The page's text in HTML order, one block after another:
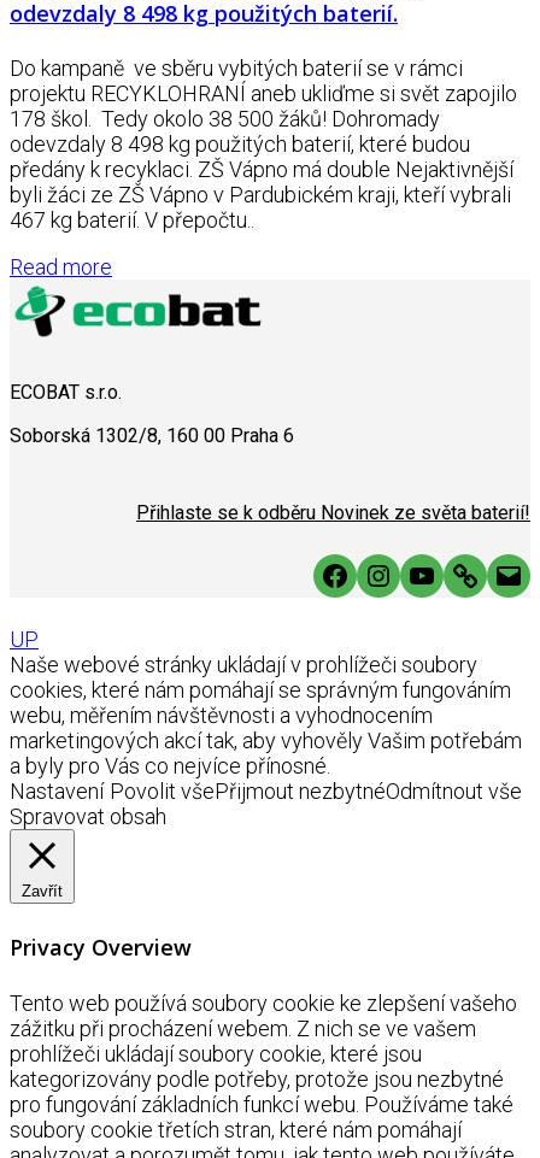
odevzdaly 8 498 kg použitých baterií.
Do kampaně ve sběru vybitých baterií se v rámci
projektu RECYKLOHRANÍ aneb ukliďme si svět zapojilo
178 škol. Tedy okolo 38 500 žáků! Dohromady
odevzdaly 8 498 kg použitých baterií, které budou
předány k recyklaci. ZŠ Vápno má double Nejaktivnější
byli žáci ze ZŠ Vápno v Pardubickém kraji, kteří vybrali
467 kg baterií. V přepočtu..
Read more
ECOBAT s.r.o.
Soborská 1302/8, 160 00 Praha 6
Přihlaste se k odběru Novinek ze světa baterií!
Facebook
Instagram
YouTube
Link
UP
Naše webové stránky ukládají v prohlížeči soubory
cookies, které nám pomáhají se správným fungováním
webu, měřením návštěvnosti a vyhodnocením
marketingových akcí tak, aby vyhověly Vašim potřebám
a byly pro Vás co nejvíce přínosné.
Nastavení Povolit všePřijmout nezbytnéOdmítnout vše
Spravovat obsah
Zavřít
Privacy Overview
Tento web používá soubory cookie ke zlepšení vašeho
zážitku při procházení webem. Z nich se ve vašem
prohlížeči ukládají soubory cookie, které jsou
kategorizovány podle potřeby, protože jsou nezbytné
pro fungování základních funkcí webu. Používáme také
soubory cookie třetích stran, které nám pomáhají